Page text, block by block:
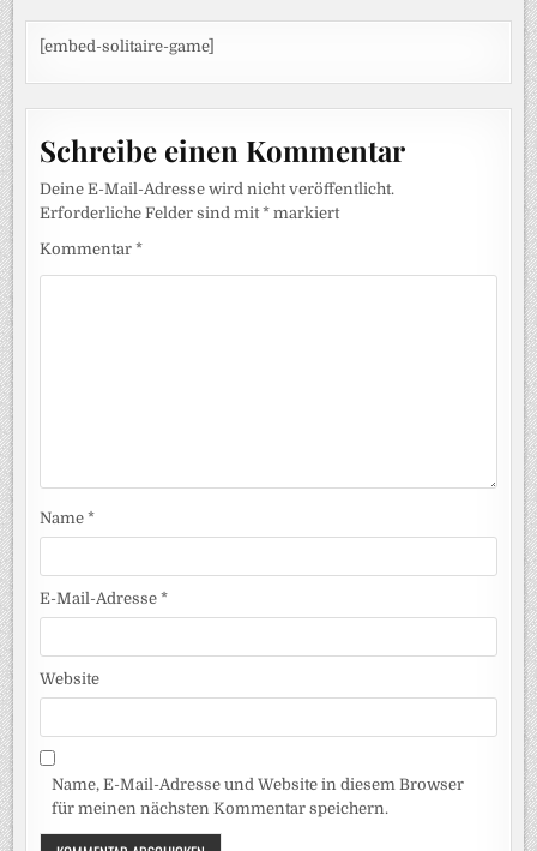
[embed-solitaire-game]
Schreibe einen Kommentar
Deine E-Mail-Adresse wird nicht veröffentlicht.
Erforderliche Felder sind mit* markiert
Kommentar*
Name*
E-Mail-Adresse*
Website
Name, E-Mail-Adresse und Website in diesem Browser
für meinen nächsten Kommentar speichern.